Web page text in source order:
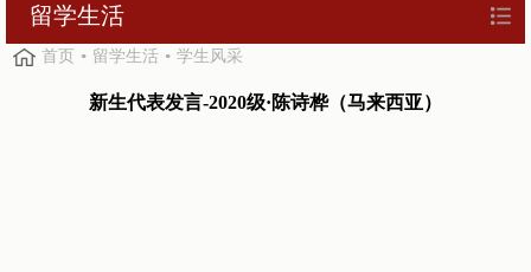
留学生活
首页 留学生活 学生风采
新生代表发言-2020级·陈诗桦（马来西亚）